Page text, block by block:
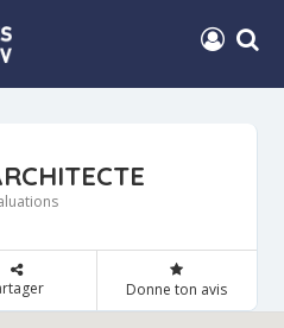
Donne ton avis